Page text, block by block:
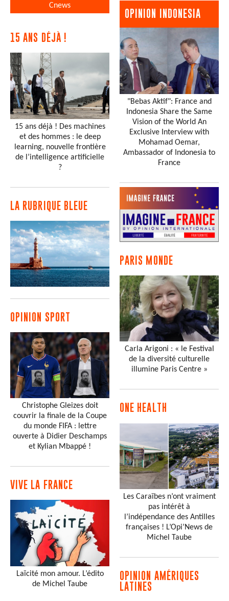
Cnews
15 ANS DÉJÀ !
15 ans déjà ! Des machines
et des hommes : le deep
learning, nouvelle frontière
de l’intelligence artificielle
?
LA RUBRIQUE BLEUE
OPINION SPORT
Christophe Gleizes doit
couvrir la finale de la Coupe
du monde FIFA : lettre
ouverte à Didier Deschamps
et Kylian Mbappé !
VIVE LA FRANCE
Laïcité mon amour. L’édito
de Michel Taube
OPINION INDONESIA
"Bebas Aktif": France and
Indonesia Share the Same
Vision of the World An
Exclusive Interview with
Mohamad Oemar,
Ambassador of Indonesia to
France
PARIS MONDE
Carla Arigoni : « le Festival
de la diversité culturelle
illumine Paris Centre »
ONE HEALTH
Les Caraïbes n’ont vraiment
pas intérêt à
l’indépendance des Antilles
françaises ! L’Opi’News de
Michel Taube
OPINION AMÉRIQUES
LATINES